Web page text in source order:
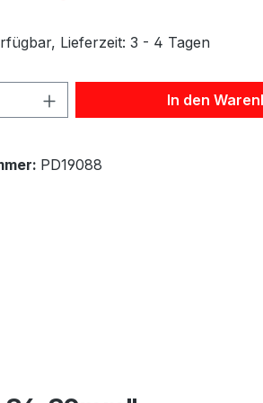
Lieferzeit: 3 - 4 Tagen
Anzahl: Gib denIn den
PD19088